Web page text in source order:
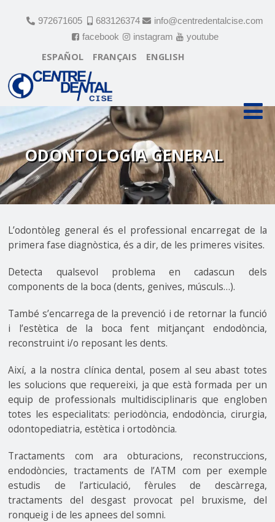
972671605 683126374
info@centredentalcise.com
facebook
instagram youtube
ESPAÑOL FRANÇAIS ENGLISH
ODONTOLOGIA GENERAL
L’odontòleg general és el professional encarregat de la
primera fase diagnòstica, és a dir, de les primeres visites.
Detecta qualsevol problema en cadascun dels
components de la boca (dents, genives, músculs…).
També s’encarrega de la prevenció i de retornar la funció
i l’estètica de la boca fent mitjançant endodòncia,
reconstruint i/o reposant les dents.
Així, a la nostra clínica dental, posem al seu abast totes
les solucions que requereixi, ja que està formada per un
equip de professionals multidisciplinaris que engloben
totes les especialitats: periodòncia, endodòncia, cirurgia,
odontopediatria, estètica i ortodòncia.
Tractaments com ara obturacions, reconstruccions,
endodòncies, tractaments de l’ATM com per exemple
estudis de l’articulació, fèrules de descàrrega,
tractaments del desgast provocat pel bruxisme, del
ronqueig i de les apnees del somni.